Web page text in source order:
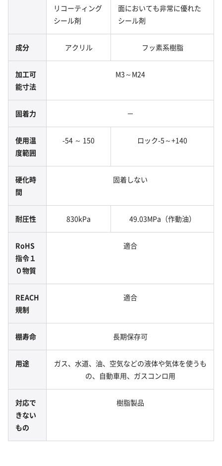
リコーティング
シール剤
面においても非常に優れた
シール剤
成分 アクリル フッ素系樹脂
加工可
能寸法
M3～M24
固着力 －
使用温
度範囲
-54 ～ 150 ロック-5～+140
硬化時
間
固着しない
耐圧性 830kPa 49.03MPa（作動油）
RoHS
指令１
０物質
適合
REACH
規制
適合
棚寿命 長期保存可
用途
ガス、水道、油、空気などの液体や気体を使うも
の、自動車用、ガスコンロ用
対応で
きない
もの
樹脂製品